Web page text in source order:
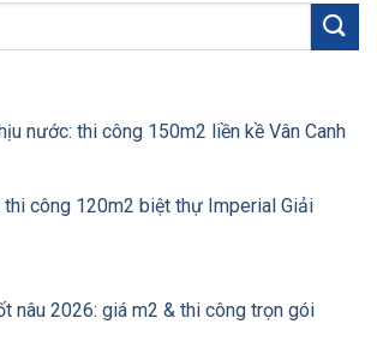
nước: thi công 150m2 liền kề Vân Canh
thi công 120m2 biệt thự Imperial Giải
nâu 2026: giá m2 & thi công trọn gói